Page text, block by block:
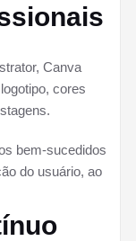
Canva
cores
bem-sucedidos
do usuário, ao